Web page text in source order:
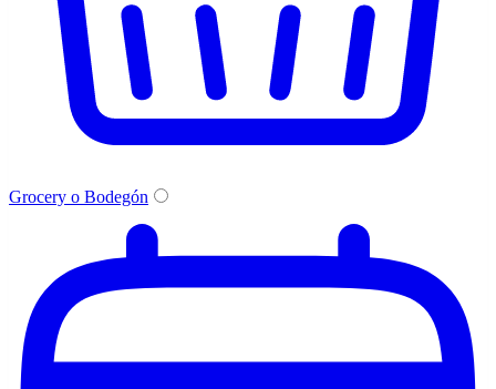
Grocery o Bodegón